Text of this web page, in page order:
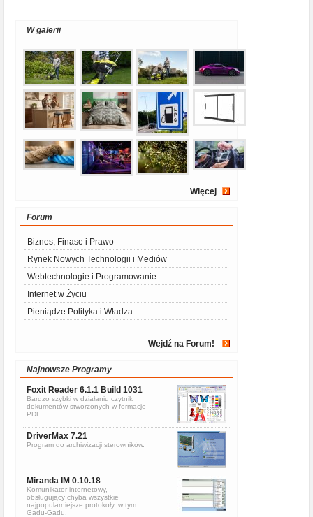
W galerii
Więcej
Forum
Biznes, Finase i Prawo
Rynek Nowych Technologii i Mediów
Webtechnologie i Programowanie
Internet w Życiu
Pieniądze Polityka i Władza
Wejdź na Forum!
Najnowsze Programy
Foxit Reader 6.1.1 Build 1031
Bardzo szybki w działaniu czytnik
dokumentów stworzonych w formacje
PDF.
DriverMax 7.21
Program do archiwizacji sterowników.
Miranda IM 0.10.18
Komunikator internetowy,
obsługujący chyba wszystkie
najpopularniejsze protokoły, w tym
Gadu-Gadu.